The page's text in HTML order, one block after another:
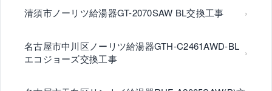
清須市ノーリツ給湯器GT-2070SAW BL交換工事
名古屋市中川区ノーリツ給湯器GTH-C2461AWD-BL
エコジョーズ交換工事